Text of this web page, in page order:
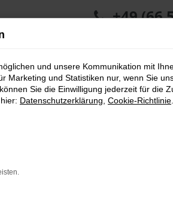
+49 (66
und unsere Kommunikation mit
Marketing und Statistiken nur, wenn Sie
Sie die Einwilligung jederzeit für die
Datenschutzerklärung Cookie-Richtlinie